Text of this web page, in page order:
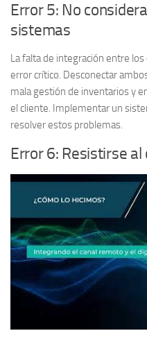
Error 5: No
sistemas
La falta de integración entre
error crítico. Desconectar
mala gestión de inventarios y
el cliente. Implementar un
resolver estos problemas.
Error 6: Resistirse al